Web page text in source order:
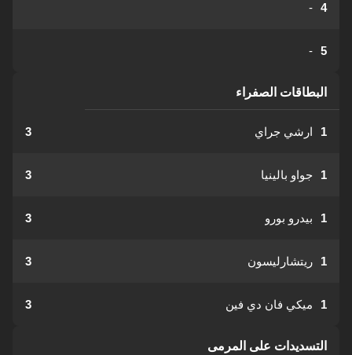
4
-
5
-
البطاقات الصفراء
1 ارشي جراي 3
1 جواو بالينيا 3
1 بيدرو بورو 3
1 ريتشارليسون 3
1 ميكي فان دي فين 3
التسديدات على المرمى